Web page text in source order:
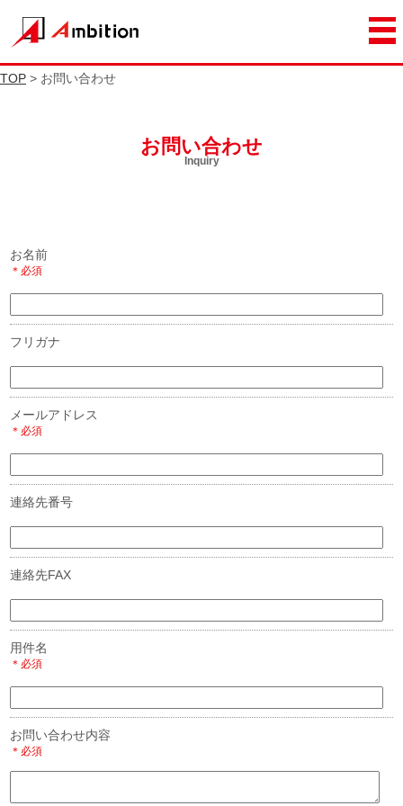
TOP > お問い合わせ
お問い合わせ
Inquiry
お名前
＊必須
フリガナ
メールアドレス
＊必須
連絡先番号
連絡先FAX
用件名
＊必須
お問い合わせ内容
＊必須